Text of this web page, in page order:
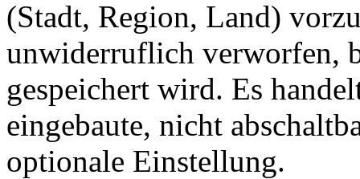
(Stadt, Region, Land)
unwiderruflich verworfen,
gespeichert wird. Es
eingebaute, nicht
optionale Einstellung.